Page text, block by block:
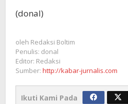
(donal)
oleh Redaksi Boltim
Penulis: donal
Editor: Redaksi
Sumber: http://kabar-jurnalis.com
Ikuti Kami Pada